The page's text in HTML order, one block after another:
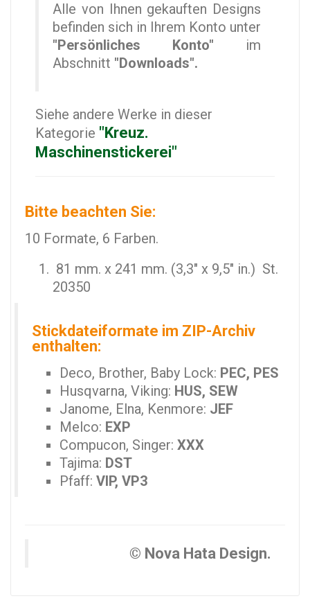
Alle von Ihnen gekauften Designs
befinden sich in Ihrem Konto unter
"Persönliches Konto" im
Abschnitt "Downloads".
Siehe andere Werke in dieser
Kategorie "Kreuz.
Maschinenstickerei"
Bitte beachten Sie:
10 Formate, 6 Farben.
81 mm. x 241 mm. (3,3" x 9,5" in.) St.
20350
Stickdateiformate im ZIP-Archiv
enthalten:
Deco, Brother, Baby Lock: PEC, PES
Husqvarna, Viking: HUS, SEW
Janome, Elna, Kenmore: JEF
Melco: EXP
Compucon, Singer: XXX
Tajima: DST
Pfaff: VIP, VP3
© Nova Hata Design.